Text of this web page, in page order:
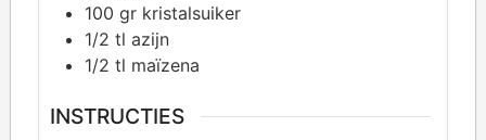
100 gr kristalsuiker
1/2 tl azijn
1/2 tl maïzena
INSTRUCTIES